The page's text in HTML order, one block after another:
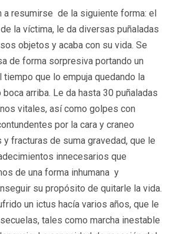
a resumirse de la siguiente forma: el
la víctima, le da diversas puñaladas
objetos y acaba con su vida. Se
de forma sorpresiva portando un
tiempo que lo empuja quedando la
arriba. Le da hasta 30 puñaladas
vitales, así como golpes con
por la cara y craneo
fracturas de suma gravedad, que le
innecesarios que
de una forma inhumana y
su propósito de quitarle la vida.
un ictus hacía varios años, que le
tales como marcha inestable